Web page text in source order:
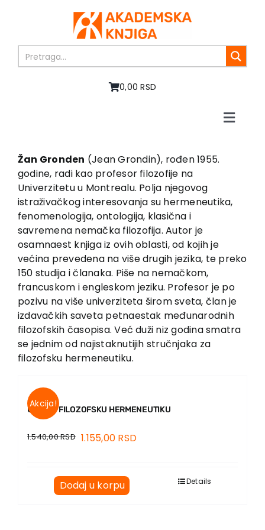
0,00 RSD
Toggle
O nama
Knjige
U pripremi
Akcija
Autori
Vesti
EU PROJEKTI
Kontakt
Žan Gronden (Jean Grondin), rođen 1955.
godine, radi kao pro­fesor filozofije na
Univerzitetu u Montrealu. Polja njegovog
istraživačkog interesovanja su hermeneutika,
fenomenologija, ontologija, klasična i
savremena nemačka filozofija. Autor je
osamnaest knjiga iz ovih oblasti, od kojih je
većina prevedena na više drugih jezika, te preko
150 studija i članaka. Piše na nemačkom,
francuskom i engle­skom jeziku. Profesor je po
pozivu na više univerziteta širom sveta, član je
izdavačkih saveta petnaestak međunarodnih
filozofskih časo­pisa. Već duži niz godina smatra
se jednim od najistaknutijih struč­nja­ka za
filozofsku hermeneutiku.
Akcija!
UVOD U FILOZOFSKU HERMENEUTIKU
1.540,00RSD 1.155,00 RSD
Dodaj u korpu Details